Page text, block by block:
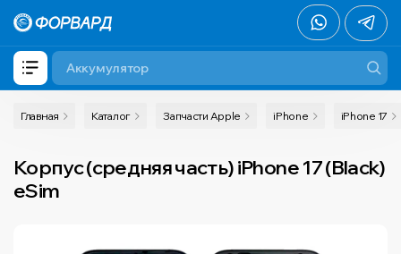
Главная Каталог Запчасти Apple iPhone iPhone 17
Корпус (средняя часть) iPhone 17 (Black)
eSim